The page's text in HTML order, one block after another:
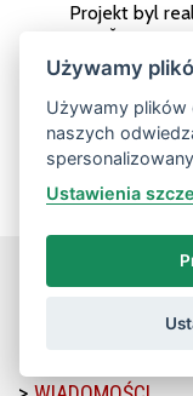
Projekt byl
vlády České
MENU
Używamy
Używamy plików
naszych
Ustawienia